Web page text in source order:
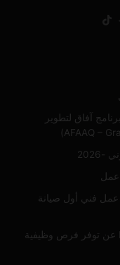
تيلقرام
آفاق لتطوير
عمل
فني أول صيانة